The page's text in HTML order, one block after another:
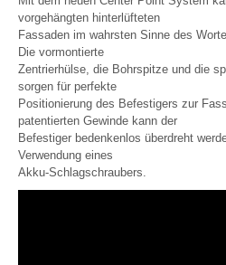
vorgehängten hinterlüfteten
Fassaden im wahrsten Sinne des
Die vormontierte
Zentrierhülse, die Bohrspitze und die
sorgen für perfekte
Positionierung des Befestigers zur
patentierten Gewinde kann der
Befestiger bedenkenlos überdreht
Verwendung eines
Akku-Schlagschraubers.